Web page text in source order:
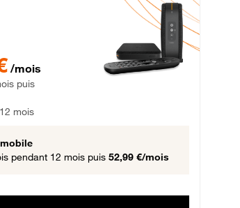
pendant 12 mois puis 57,99 € par mois,
/mois
puis
mois
pendant 12 mois puis 52,99 €/mois